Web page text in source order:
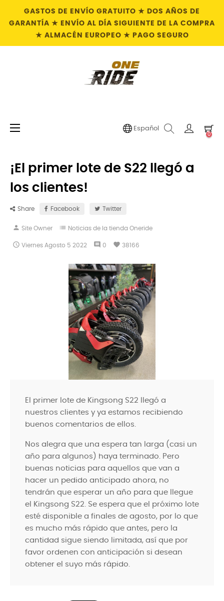
GASTOS DE ENVÍO GRATUITO ★ DOS AÑOS DE
GARANTÍA ★ ENVÍO AL DÍA SIGUIENTE DE LA COMPRA
★ ALMACÉN EUROPEO ★ PAGO SEGURO
Navegación
☰ Español
0
¡El primer lote de S22 llegó a
los clientes!
Share Facebook Twitter
person Site Owner list Noticias de la tienda Oneride
 Viernes Agosto 5 2022 comment 0 favorite 38166
El primer lote de Kingsong S22 llegó a
nuestros clientes y ya estamos recibiendo
buenos comentarios de ellos.
Nos alegra que una espera tan larga (casi un
año para algunos) haya terminado. Pero
buenas noticias para aquellos que van a
hacer un pedido anticipado ahora, no
tendrán que esperar un año para que llegue
el Kingsong S22. Se espera que el próximo lote
esté disponible a finales de agosto, por lo que
es mucho más rápido que antes, pero la
cantidad sigue siendo limitada, así que por
favor ordenen con anticipación si desean
obtener el suyo más rápido.